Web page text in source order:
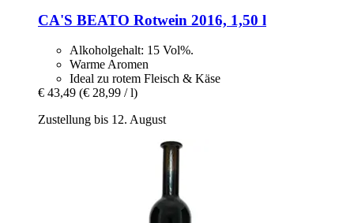
CA'S BEATO Rotwein 2016, 1,50 l
Alkoholgehalt: 15 Vol%.
Warme Aromen
Ideal zu rotem Fleisch & Käse
€ 43,49 (€ 28,99 / l)
Zustellung bis 12. August